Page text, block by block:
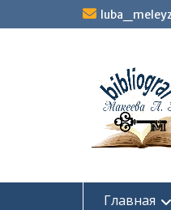
к
Главная